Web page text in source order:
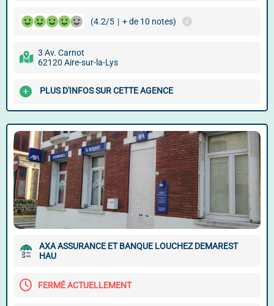
(4.2/5 | + de 10 notes)
3 Av. Carnot
62120 Aire-sur-la-Lys
PLUS D'INFOS SUR CETTE AGENCE
AXA ASSURANCE ET BANQUE LOUCHEZ DEMAREST
HAU
FERMÉ ACTUELLEMENT